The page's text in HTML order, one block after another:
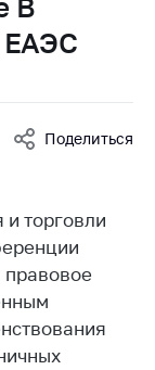
В
Поделиться
торговли